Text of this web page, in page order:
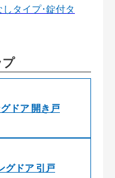
タイプ･錠付タ
ドア 開き戸
グドア 引戸